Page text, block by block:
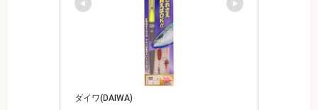
ダイワ(DAIWA)